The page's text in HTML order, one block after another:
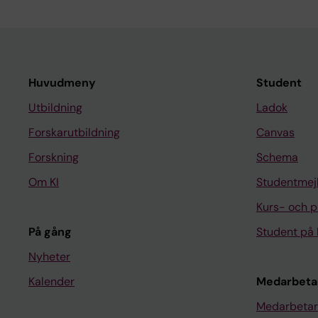
Huvudmeny
Utbildning
Forskarutbildning
Forskning
Om KI
På gång
Nyheter
Kalender
Student
Ladok
Canvas
Schema
Kurs- och
Student på